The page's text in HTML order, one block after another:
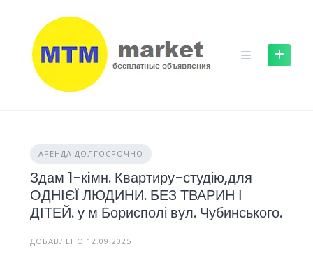
content
АРЕНДА ДОЛГОСРОЧНО
Здам 1-кiмн. Квартиру-студію,для
ОДНІЄЇ ЛЮДИНИ. БЕЗ ТВАРИН І
ДІТЕЙ. у м Борисполі вул. Чубинського.
ДОБАВЛЕНО 12.09.2025